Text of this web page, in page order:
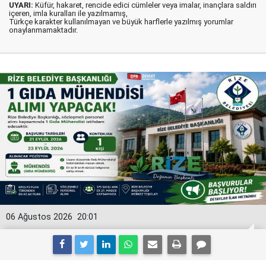
UYARI: Küfür, hakaret, rencide edici cümleler veya imalar, inançlara saldırı
içeren, imla kuralları ile yazılmamış,
Türkçe karakter kullanılmayan ve büyük harflerle yazılmış yorumlar
onaylanmamaktadır.
20:01
06 Ağustos 2026